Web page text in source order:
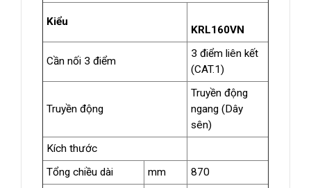
Kiểu
KRL160VN
Cần nối 3 điểm
3 điểm liên kết
(CAT.1)
Truyền động
Truyền động
ngang (Dây
sên)
Kích thước
Tổng chiều dài
mm
870